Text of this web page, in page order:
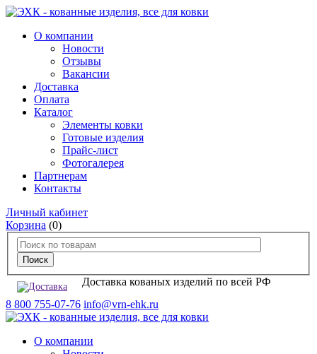
О компании
Новости
Отзывы
Вакансии
Доставка
Оплата
Каталог
Элементы ковки
Готовые изделия
Прайс-лист
Фотогалерея
Партнерам
Контакты
Личный кабинет
Корзина (0)
Доставка кованых изделий по всей РФ
8 800 755-07-76 info@vrn-ehk.ru
О компании